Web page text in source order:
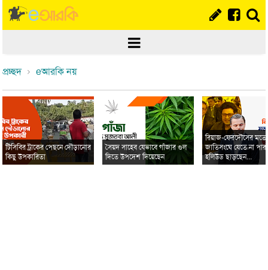
প্রচ্ছদ eআরকি নয়
টিসিবির ট্রাকের পেছনে দৌড়ানোর
কিছু উপকারিতা
সৈয়দ সাহেব যেভাবে গাঁজার গুল
দিতে উপদেশ দিয়েছেন
রিয়াজ-ফেরদৌসের মতো
জাতিসংঘে যেতে না
হলিউড ছাড়ছেন...